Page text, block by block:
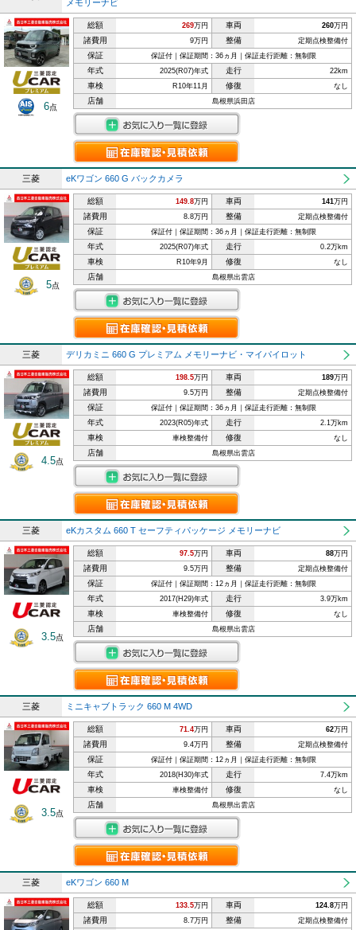
メモリーナビ
6点
総額 269万円 車両 260万円
諸費用 9万円 整備 定期点検整備付
保証 保証付｜保証期間：36ヵ月｜保証走行距離：無制限
年式 2025(R07)年式 走行 22km
車検 R10年11月 修復 なし
店舗 島根県浜田店
三菱 eKワゴン 660 G バックカメラ
5点
総額 149.8万円 車両 141万円
諸費用 8.8万円 整備 定期点検整備付
保証 保証付｜保証期間：36ヵ月｜保証走行距離：無制限
年式 2025(R07)年式 走行 0.2万km
車検 R10年9月 修復 なし
店舗 島根県出雲店
三菱 デリカミニ 660 G プレミアム メモリーナビ・マイパイロット
4.5点
総額 198.5万円 車両 189万円
諸費用 9.5万円 整備 定期点検整備付
保証 保証付｜保証期間：36ヵ月｜保証走行距離：無制限
年式 2023(R05)年式 走行 2.1万km
車検 車検整備付 修復 なし
店舗 島根県出雲店
三菱 eKカスタム 660 T セーフティパッケージ メモリーナビ
3.5点
総額 97.5万円 車両 88万円
諸費用 9.5万円 整備 定期点検整備付
保証 保証付｜保証期間：12ヵ月｜保証走行距離：無制限
年式 2017(H29)年式 走行 3.9万km
車検 車検整備付 修復 なし
店舗 島根県出雲店
三菱 ミニキャブトラック 660 M 4WD
3.5点
総額 71.4万円 車両 62万円
諸費用 9.4万円 整備 定期点検整備付
保証 保証付｜保証期間：12ヵ月｜保証走行距離：無制限
年式 2018(H30)年式 走行 7.4万km
車検 車検整備付 修復 なし
店舗 島根県出雲店
三菱 eKワゴン 660 M
総額 133.5万円 車両 124.8万円
諸費用 8.7万円 整備 定期点検整備付